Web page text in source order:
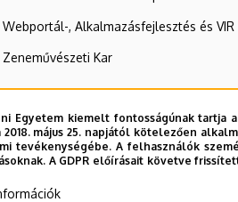
Webportál-, Alkalmazásfejlesztés és VIR
Zeneművészeti Kar
Titkárság
szervezeti egységek
Egyetem kiemelt fontosságúnak
2018. május 25. napjától kötelezően
tevékenységébe. A felhasználók
A GDPR előírásait követve